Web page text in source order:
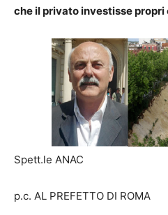
che il privato investisse propri
Spett.le ANAC
p.c. AL PREFETTO DI ROMA